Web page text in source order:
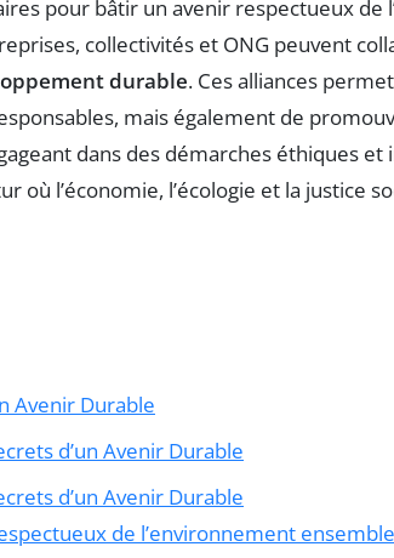
pour bâtir un avenir respectueux de
collectivités et ONG peuvent
durable. Ces alliances
mais également de
dans des démarches éthiques
où l’économie, l’écologie et la justice
Avenir Durable
d’un Avenir Durable
d’un Avenir Durable
de l’environnement ensemble